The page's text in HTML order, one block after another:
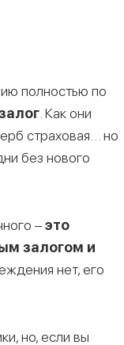
полностью по
. Как они
страховая… но
без нового
–это
залогом и
нет, его
но, если вы